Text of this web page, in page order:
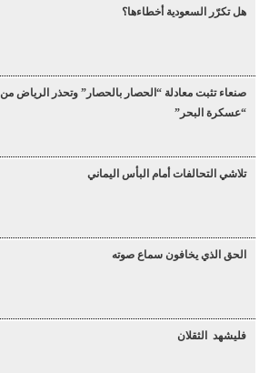
هل تكرّر السعودية أخطاءها؟
صنعاء تثبت معادلة “الحصار بالحصار” وتحذر الرياض من
“عسكرة البحر”
تلاشي التحالفات أمام البأس اليماني
الحق الذي يخافون سماع صوته
فليشهد الثقلان